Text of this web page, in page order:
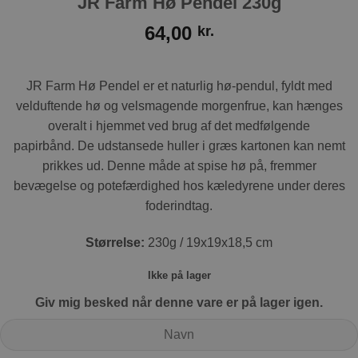
64,00 kr.
JR Farm Hø Pendel er et naturlig hø-pendul, fyldt med
velduftende hø og velsmagende morgenfrue, kan hænges
overalt i hjemmet ved brug af det medfølgende
papirbånd. De udstansede huller i græs kartonen kan nemt
prikkes ud. Denne måde at spise hø på, fremmer
bevægelse og potefærdighed hos kæledyrene under deres
foderindtag.
Størrelse: 230g / 19x19x18,5 cm
Ikke på lager
Giv mig besked når denne vare er på lager igen.